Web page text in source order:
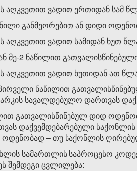
აღკვეთით ვადით ერთიდან სამ
განმეორებით ან დიდი
აღკვეთით ვადით სამიდან ხუთ
ან მე-2 ნაწილით
აღკვეთით ვადით ხუთიდან ათ
ნაწილით
სავალდებულო დართვას
გათვალისწინებულ დიდ
დაქვემდებარებული
ოდენობად – თუ საქონლის
სამართლის საპროცესო
შემდეგი ცვლილება: